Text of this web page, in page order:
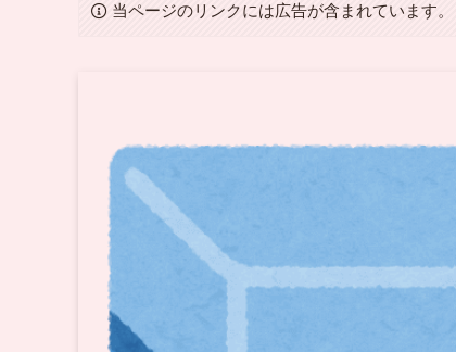
当ページのリンクには広告が含まれています。